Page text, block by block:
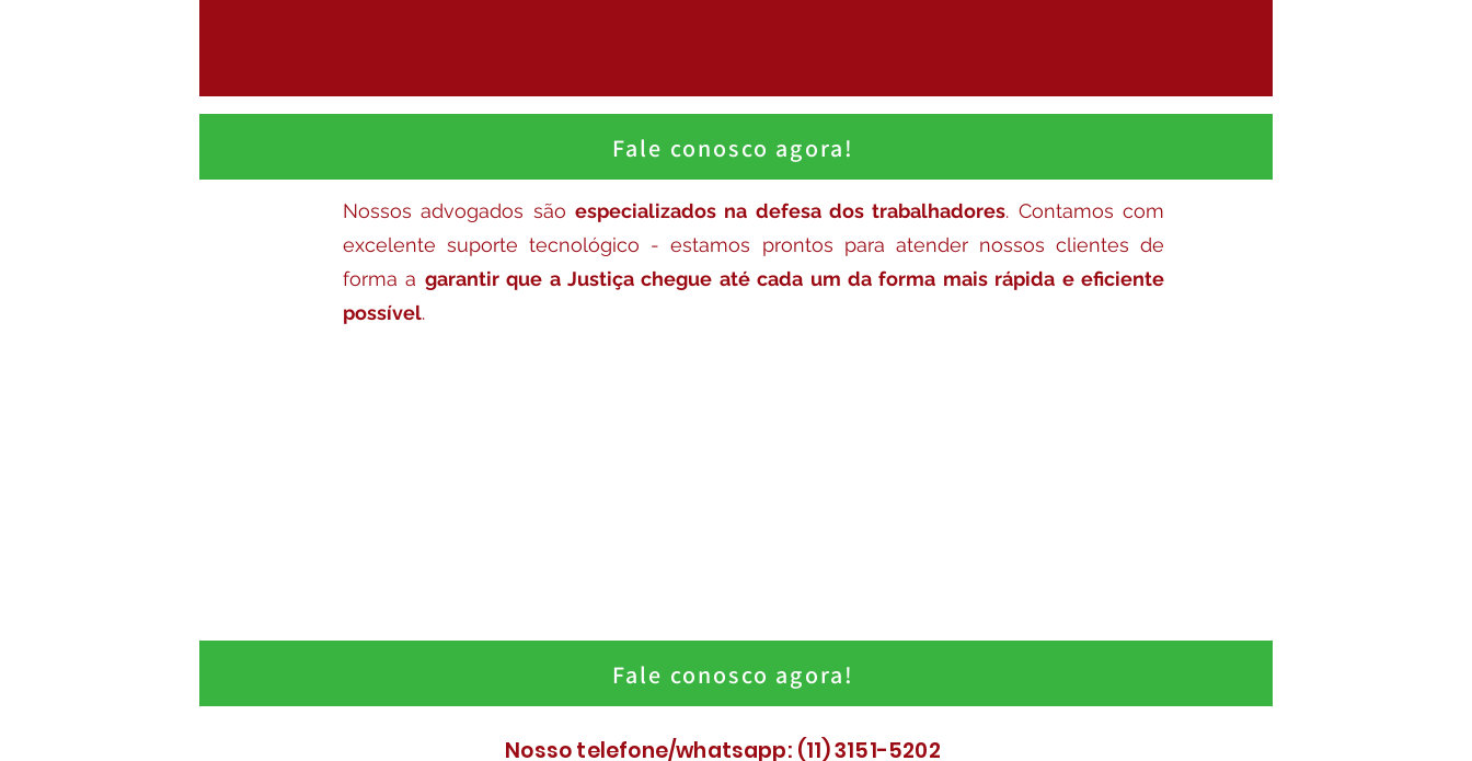
Fale conosco agora!
Nossos advogados são especializados na defesa dos trabalhadores. Contamos com
excelente suporte tecnológico - estamos prontos para atender nossos clientes de
forma a garantir que a Justiça chegue até cada um da forma mais rápida e eficiente
possível.
Fale conosco agora!
Nosso telefone/whatsapp: (11) 3151-5202